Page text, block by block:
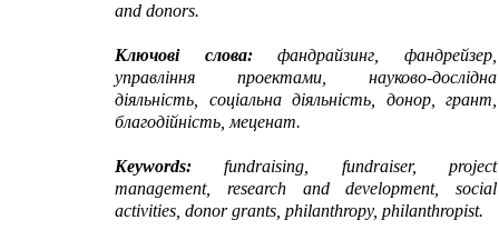
and donors.
Ключові слова:фандрайзинг, фандрейзер,
управління проектами, науково-дослідна
діяльність, соціальна діяльність, донор, грант,
благодійність, меценат.
Keywords: fundraising, fundraiser, project
management, research and development, social
activities, donor grants, philanthropy, philanthropist.